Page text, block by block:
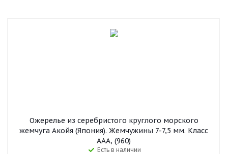
Ожерелье из серебристого круглого морского
жемчуга Акойя (Япония). Жемчужины 7-7,5 мм. Класс
ААА, (960)
Есть в наличии